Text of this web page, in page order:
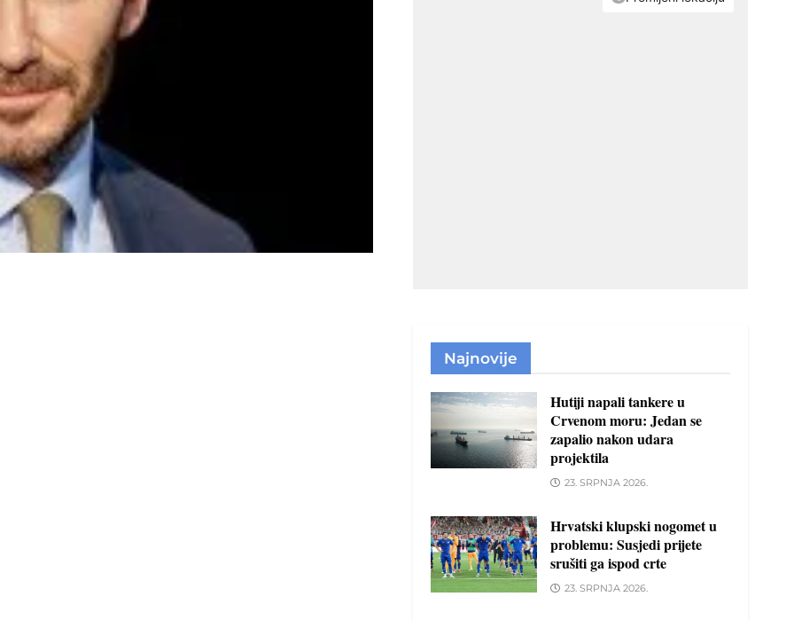
Najnovije
Hutiji napali tankere u
Crvenom moru: Jedan se
zapalio nakon udara
projektila
23. SRPNJA 2026.
Hrvatski klupski nogomet u
problemu: Susjedi prijete
srušiti ga ispod crte
23. SRPNJA 2026.